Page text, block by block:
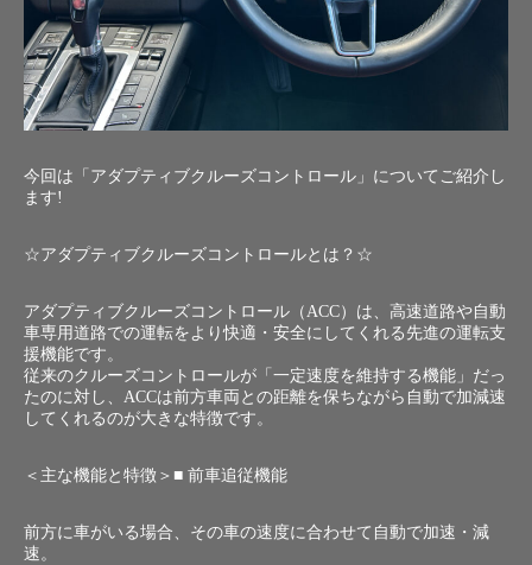
今回は「アダプティブクルーズコントロール」についてご紹介し
ます!
☆アダプティブクルーズコントロールとは？☆
アダプティブクルーズコントロール（ACC）は、高速道路や自動
車専用道路での運転をより快適・安全にしてくれる先進の運転支
援機能です。
従来のクルーズコントロールが「一定速度を維持する機能」だっ
たのに対し、ACCは前方車両との距離を保ちながら自動で加減速
してくれるのが大きな特徴です。
＜主な機能と特徴＞■ 前車追従機能
前方に車がいる場合、その車の速度に合わせて自動で加速・減
速。